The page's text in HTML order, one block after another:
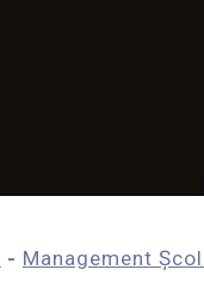
- Management